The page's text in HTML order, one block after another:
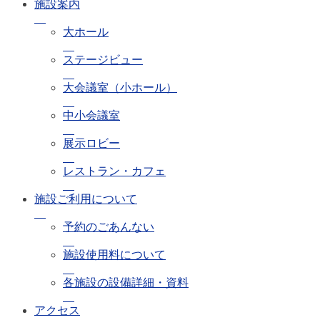
施設案内
大ホール
ステージビュー
大会議室（小ホール）
中小会議室
展示ロビー
レストラン・カフェ
施設ご利用について
予約のごあんない
施設使用料について
各施設の設備詳細・資料
アクセス